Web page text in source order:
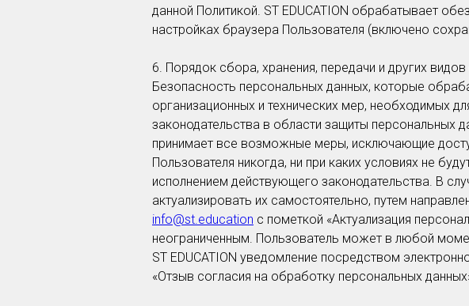
данной Политикой. ST EDUCATION обрабатывает
настройках браузера Пользователя (включено
6. Порядок сбора, хранения, передачи и других
Безопасность персональных данных, которые
организационных и технических мер, необходимых
законодательства в области защиты персональных
принимает все возможные меры, исключающие
Пользователя никогда, ни при каких условиях не
исполнением действующего законодательства. В
актуализировать их самостоятельно, путем
info@st.education с пометкой «Актуализация
неограниченным. Пользователь может в любой
ST EDUCATION уведомление посредством
«Отзыв согласия на обработку персональных